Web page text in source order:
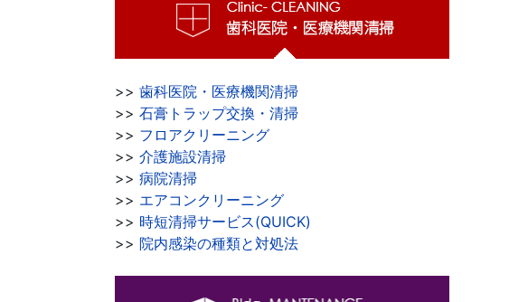
>> 歯科医院・医療機関清掃
>> 石膏トラップ交換・清掃
>> フロアクリーニング
>> 介護施設清掃
>> 病院清掃
>> エアコンクリーニング
>> 時短清掃サービス(QUICK)
>> 院内感染の種類と対処法